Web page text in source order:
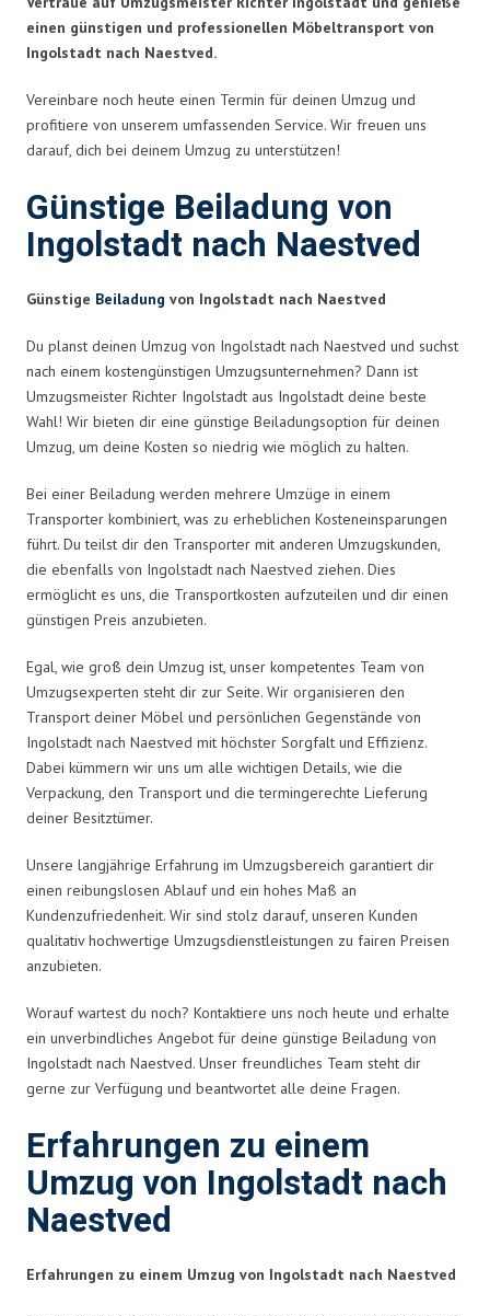
einen günstigen und professionellen Möbeltransport von
Ingolstadt nach Naestved.
Vereinbare noch heute einen Termin für deinen Umzug und
profitiere von unserem umfassenden Service. Wir freuen uns
darauf, dich bei deinem Umzug zu unterstützen!
Günstige Beiladung von
Ingolstadt nach Naestved
Günstige Beiladung von Ingolstadt nach Naestved
Du planst deinen Umzug von Ingolstadt nach Naestved und suchst
nach einem kostengünstigen Umzugsunternehmen? Dann ist
Umzugsmeister Richter Ingolstadt aus Ingolstadt deine beste
Wahl! Wir bieten dir eine günstige Beiladungsoption für deinen
Umzug, um deine Kosten so niedrig wie möglich zu halten.
Bei einer Beiladung werden mehrere Umzüge in einem
Transporter kombiniert, was zu erheblichen Kosteneinsparungen
führt. Du teilst dir den Transporter mit anderen Umzugskunden,
die ebenfalls von Ingolstadt nach Naestved ziehen. Dies
ermöglicht es uns, die Transportkosten aufzuteilen und dir einen
günstigen Preis anzubieten.
Egal, wie groß dein Umzug ist, unser kompetentes Team von
Umzugsexperten steht dir zur Seite. Wir organisieren den
Transport deiner Möbel und persönlichen Gegenstände von
Ingolstadt nach Naestved mit höchster Sorgfalt und Effizienz.
Dabei kümmern wir uns um alle wichtigen Details, wie die
Verpackung, den Transport und die termingerechte Lieferung
deiner Besitztümer.
Unsere langjährige Erfahrung im Umzugsbereich garantiert dir
einen reibungslosen Ablauf und ein hohes Maß an
Kundenzufriedenheit. Wir sind stolz darauf, unseren Kunden
qualitativ hochwertige Umzugsdienstleistungen zu fairen Preisen
anzubieten.
Worauf wartest du noch? Kontaktiere uns noch heute und erhalte
ein unverbindliches Angebot für deine günstige Beiladung von
Ingolstadt nach Naestved. Unser freundliches Team steht dir
gerne zur Verfügung und beantwortet alle deine Fragen.
Erfahrungen zu einem
Umzug von Ingolstadt nach
Naestved
Erfahrungen zu einem Umzug von Ingolstadt nach Naestved